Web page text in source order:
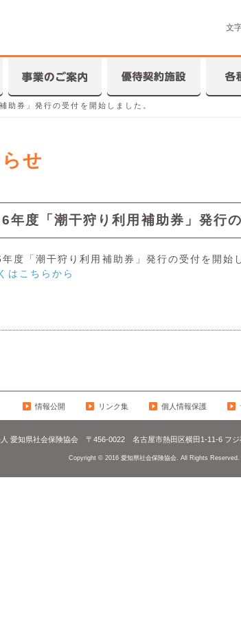
文
助券」発行の受付を開始しました。
せ
年度「潮干狩り利用補助券」発行
度「潮干狩り利用補助券」発行の受付を開始
はこちらから
情報公開 リンク集 個人情報保護
愛知県社会保険協会 〒456-0022 名古屋市熱田区横田1-11-6 フ
Copyright © 2016 愛知県社会保険協会. All Rights Reserved.